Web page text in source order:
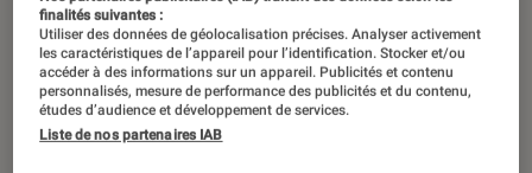
L’info qui rassure : Le Chat de Mistral
serait l’IA la plus respectueuse des
ACTU
Application • 27 juin 2025
finalités suivantes :
Utiliser des données de géolocalisation précises. Analyser activement
les caractéristiques de l’appareil pour l’identification. Stocker et/ou
accéder à des informations sur un appareil. Publicités et contenu
personnalisés, mesure de performance des publicités et du contenu,
études d’audience et développement de services.
Liste de nos partenaires IAB